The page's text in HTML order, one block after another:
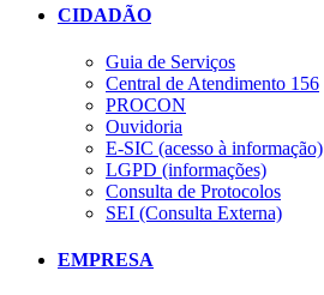
CIDADÃO
Guia de Serviços
Central de Atendimento 156
PROCON
Ouvidoria
E-SIC (acesso à informação)
LGPD (informações)
Consulta de Protocolos
SEI (Consulta Externa)
EMPRESA